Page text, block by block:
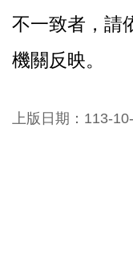
不一致者，請
機關反映。
上版日期：113-